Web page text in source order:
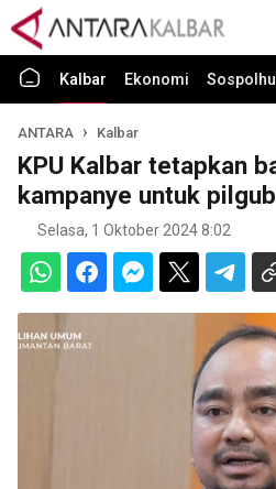
Kalbar Ekonomi
ANTARA Kalbar
KPU Kalbar tetapkan
kampanye untuk pilgub
Selasa, 1 Oktober 2024 8:02